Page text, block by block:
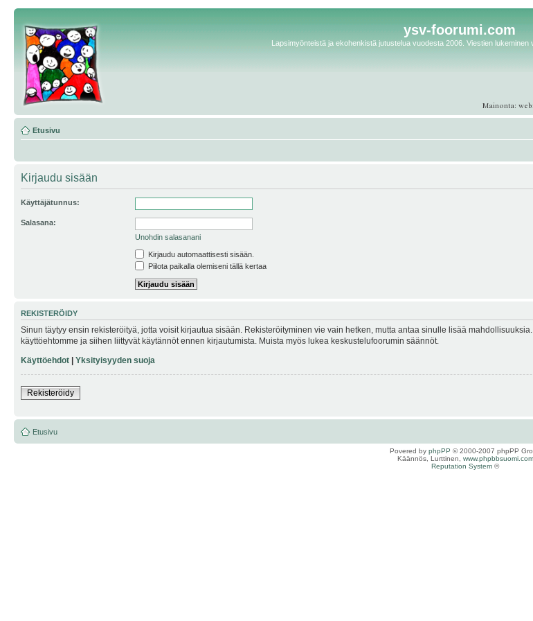
ysv-foorumi.com
Lapsimyönteistä ja ekohenkistä jutustelua vuodesta 2006. Viestien lukeminen
Etusivu
Kirjaudu sisään
Käyttäjätunnus:
Salasana:
Unohdin salasanani
Kirjaudu automaattisesti sisään.
Piilota paikalla olemiseni tällä kertaa
REKISTERÖIDY
Sinun täytyy ensin rekisteröityä, jotta voisit kirjautua sisään. Rekisteröityminen vie vain hetken, mutta antaa sinulle lisää
käyttöehtomme ja siihen liittyvät käytännöt ennen kirjautumista. Muista myös lukea keskustelufoorumin säännöt.
Käyttöehdot | Yksityisyyden suoja
Rekisteröidy
Etusivu
Povered by phpPP © 2000-2007 phpPP
Käännös, Lurttinen, www.phpbbsuomi.com
Reputation System ©